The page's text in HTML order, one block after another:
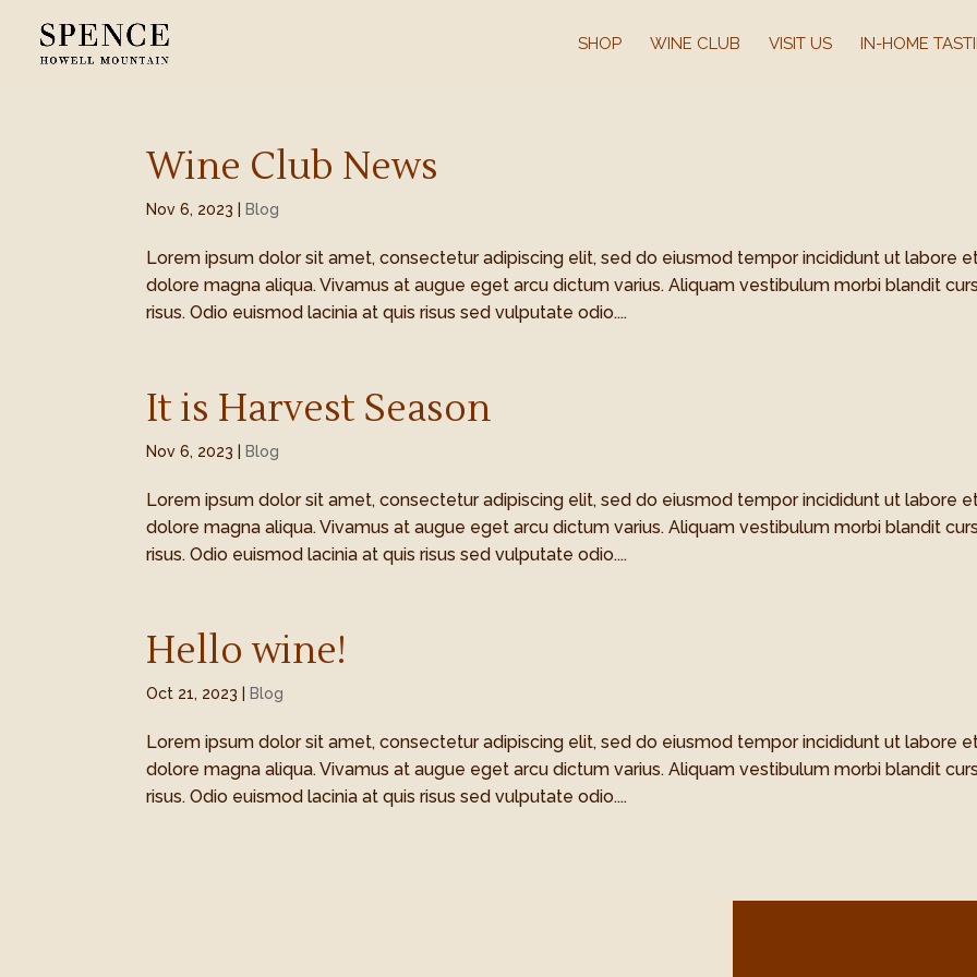
SHOP WINE CLUB VISIT US IN-HOME
Wine Club News
Nov 6, 2023 Blog
Lorem ipsum dolor sit amet, consectetur adipiscing elit, sed do eiusmod tempor incididunt ut labore
dolore magna aliqua. Vivamus at augue eget arcu dictum varius. Aliquam vestibulum morbi blandit
risus. Odio euismod lacinia at quis risus sed vulputate odio....
It is Harvest Season
Nov 6, 2023 Blog
Lorem ipsum dolor sit amet, consectetur adipiscing elit, sed do eiusmod tempor incididunt ut labore
dolore magna aliqua. Vivamus at augue eget arcu dictum varius. Aliquam vestibulum morbi blandit
risus. Odio euismod lacinia at quis risus sed vulputate odio....
Hello wine!
Oct 21, 2023 Blog
Lorem ipsum dolor sit amet, consectetur adipiscing elit, sed do eiusmod tempor incididunt ut labore
dolore magna aliqua. Vivamus at augue eget arcu dictum varius. Aliquam vestibulum morbi blandit
risus. Odio euismod lacinia at quis risus sed vulputate odio....